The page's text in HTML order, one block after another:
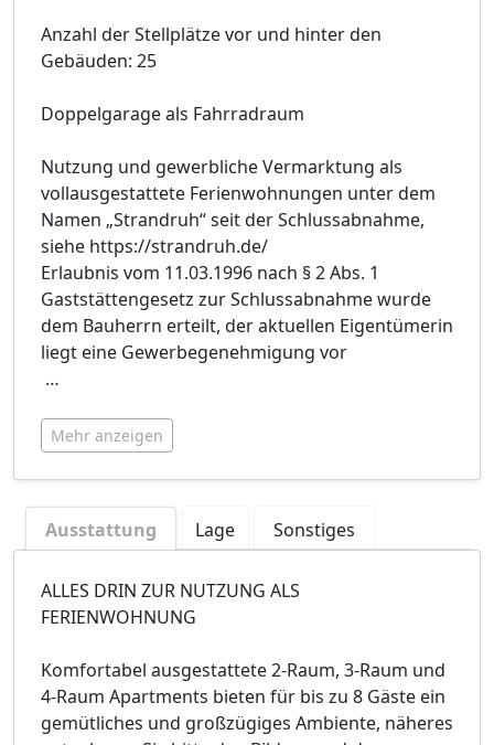
Anzahl der Stellplätze vor und hinter den
Gebäuden: 25
Doppelgarage als Fahrradraum
Nutzung und gewerbliche Vermarktung als
vollausgestattete Ferienwohnungen unter dem
Namen „Strandruh“ seit der Schlussabnahme,
siehe https://strandruh.de/
Erlaubnis vom 11.03.1996 nach § 2 Abs. 1
Gaststättengesetz zur Schlussabnahme wurde
dem Bauherrn erteilt, der aktuellen Eigentümerin
liegt eine Gewerbegenehmigung vor
…
Mehr anzeigen
Ausstattung Lage Sonstiges
ALLES DRIN ZUR NUTZUNG ALS
FERIENWOHNUNG
Komfortabel ausgestattete 2-Raum, 3-Raum und
4-Raum Apartments bieten für bis zu 8 Gäste ein
gemütliches und großzügiges Ambiente, näheres